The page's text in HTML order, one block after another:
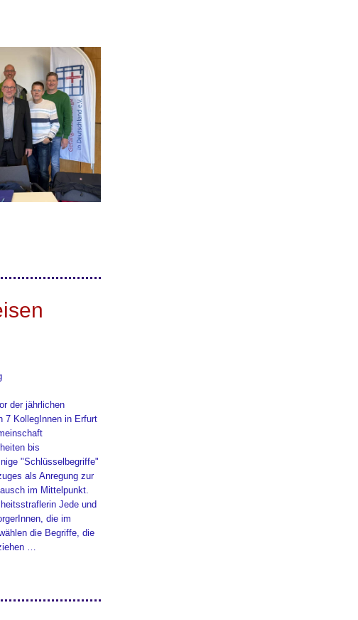
der jährlichen
7 KollegInnen in Erfurt
bis
"Schlüsselbegriffe"
als Anregung zur
im Mittelpunkt.
Jede und
die im
die Begriffe, die
…